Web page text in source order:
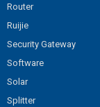
Router
Ruijie
Security Gateway
Software
Solar
Splitter